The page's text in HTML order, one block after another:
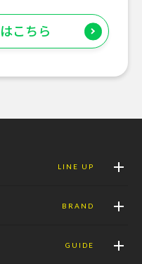
こちら
LINE UP
BRAND
GUIDE